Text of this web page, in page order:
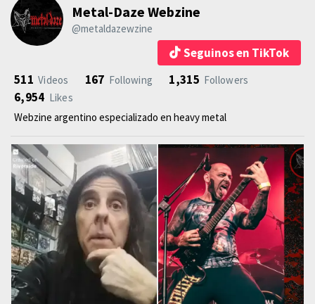
Metal-Daze Webzine
@metaldazewzine
Seguinos en TikTok
511 Videos 167 Following 1,315 Followers
6,954 Likes
Webzine argentino especializado en heavy metal